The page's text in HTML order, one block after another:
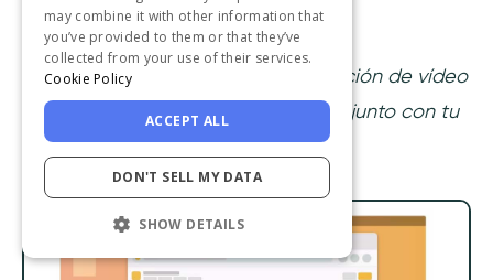
3- Iorad vs. Loom
Loom es una herramienta de grabación de vídeo
que te permite grabarte a ti mismo, junto con tu
pantalla.
may combine it with other information that
you’ve provided to them or that they’ve
collected from your use of their services.
Cookie Policy
ACCEPT ALL
DON'T SELL MY DATA
SHOW DETAILS